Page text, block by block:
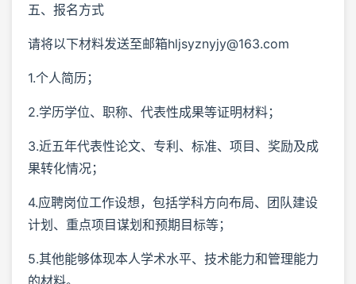
五、报名方式
请将以下材料发送至邮箱hljsyznyjy@163.com
1.个人简历；
2.学历学位、职称、代表性成果等证明材料；
3.近五年代表性论文、专利、标准、项目、奖励及成
果转化情况；
4.应聘岗位工作设想，包括学科方向布局、团队建设
计划、重点项目谋划和预期目标等；
5.其他能够体现本人学术水平、技术能力和管理能力
的材料。